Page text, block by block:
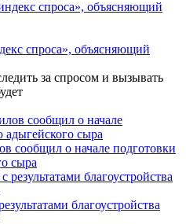
спроса», объясняющий
за спросом и вызывать
сообщил о начале подготовки
сыра
благоустройства